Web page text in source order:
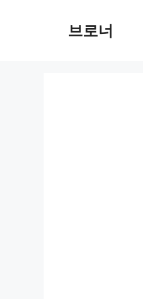
브로너